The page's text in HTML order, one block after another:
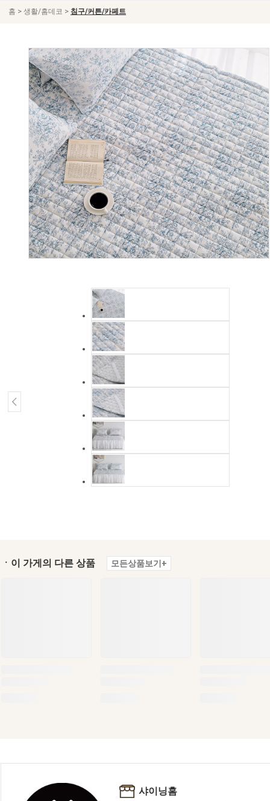
홈 > 생활/홈데코 > 침구/커튼/카페트
ㆍ이 가게의 다른 상품 모든상품보기+
샤이닝홈